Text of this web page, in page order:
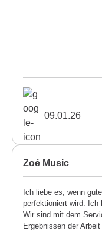
09.01.26
Zoé Music
Ich liebe es, wenn
perfektioniert wird. Ich
Wir sind mit dem
Ergebnissen der